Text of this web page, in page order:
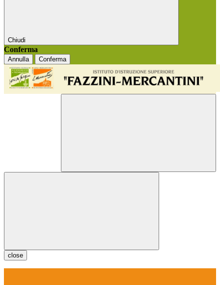
Chiudi
Conferma
Annulla Conferma
close